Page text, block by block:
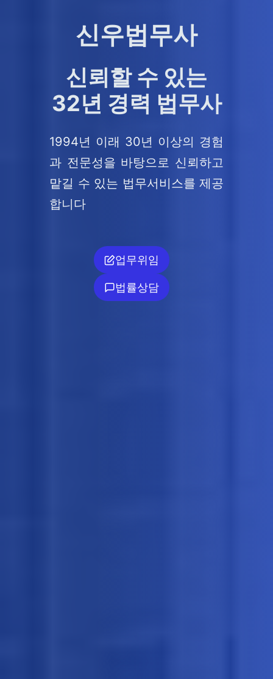
신우법무사
신뢰할 수 있는
32년 경력 법무사
1994년 이래 30년 이상의 경험
과 전문성을 바탕으로 신뢰하고
맡길 수 있는 법무서비스를 제공
합니다
업무위임
법률상담